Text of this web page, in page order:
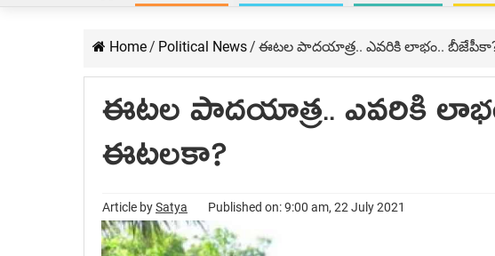
Home/ Political News/ ఈటల పాద‌యాత్ర‌.. ఎవ‌రికి లాభం..
ఈటల పాద‌యాత్ర‌.. ఎవ‌రికి
ఈట‌ల‌కా?
Article bySatya Published on: 9:00 am, 22 July 2021